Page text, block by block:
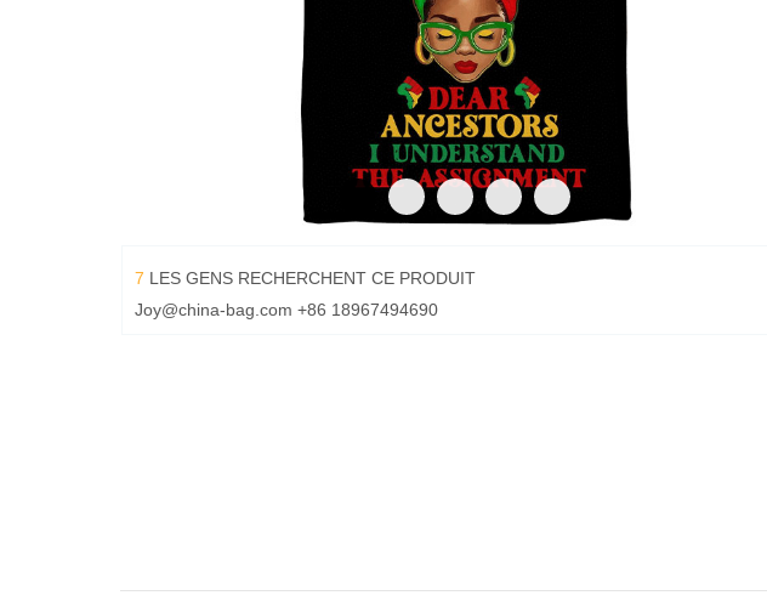
7 LES GENS RECHERCHENT CE PRODUIT
Joy@china-bag.com +86 18967494690